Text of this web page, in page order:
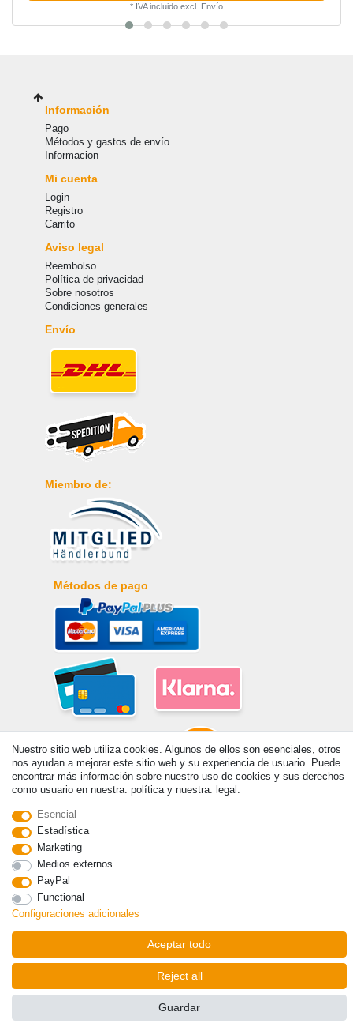
* IVA incluido excl. Envío
Información
Pago
Métodos y gastos de envío
Informacion
Mi cuenta
Login
Registro
Carrito
Aviso legal
Reembolso
Política de privacidad
Sobre nosotros
Condiciones generales
Envío
Miembro de:
Métodos de pago
© Copyright 2026 | Todos los derechos reservados. - Prix de base voir
détail de l'article | *S'applique aux livraisons en Espagne!
Nuestro sitio web utiliza cookies. Algunos de ellos son esenciales, otros
nos ayudan a mejorar este sitio web y su experiencia de usuario. Puede
encontrar más información sobre nuestro uso de cookies y sus derechos
como usuario en nuestra: política y nuestra: legal.
Esencial
Estadística
Marketing
Medios externos
PayPal
Functional
Configuraciones adicionales
Aceptar todo
Reject all
Guardar
Withdraw from contract here